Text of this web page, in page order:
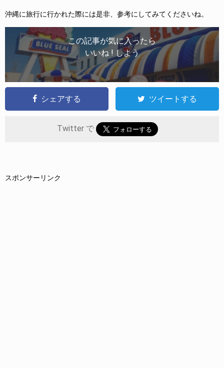
沖縄に旅行に行かれた際には是非、参考にしてみてくださいね。
この記事が気に入ったら
いいね ! しよう
シェアする ツイートする
Twitter で
スポンサーリンク